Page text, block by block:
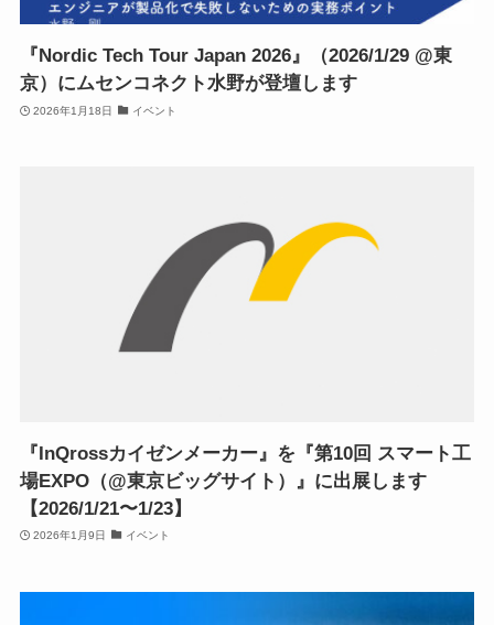
『Nordic Tech Tour Japan 2026』（2026/1/29 @東
京）にムセンコネクト水野が登壇します
2026年1月18日 イベント
『InQrossカイゼンメーカー』を『第10回 スマート工
場EXPO（@東京ビッグサイト）』に出展します
【2026/1/21〜1/23】
2026年1月9日 イベント